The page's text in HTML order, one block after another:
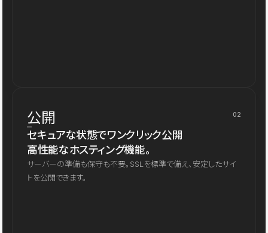
公開 02
セキュアな状態でワンクリック公開
高性能なホスティング機能。
サーバーの準備も保守も不要。SSLを標準で備え、安定したサイ
トを公開できます。